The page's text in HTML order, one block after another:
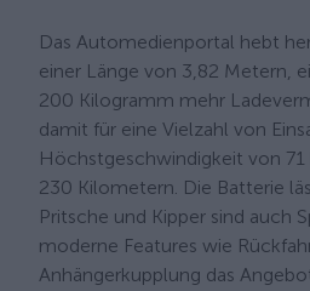
Das Automedienportal hebt
einer Länge von 3,82 Metern,
200 Kilogramm mehr
damit für eine Vielzahl von
Höchstgeschwindigkeit von
230 Kilometern. Die Batterie
Pritsche und Kipper sind auch
moderne Features wie
Anhängerkupplung das